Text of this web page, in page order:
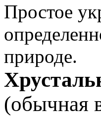
Простое
природе.
(обычная